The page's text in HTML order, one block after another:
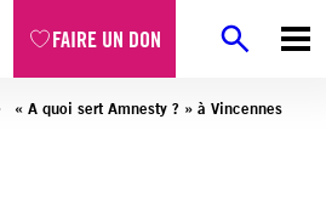
FAIRE UN DON
« A quoi sert Amnesty ? » à Vincennes